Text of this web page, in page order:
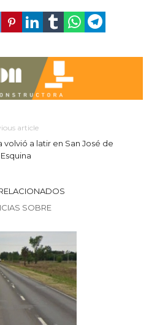
article
volvió a latir en San José de
SOBRE